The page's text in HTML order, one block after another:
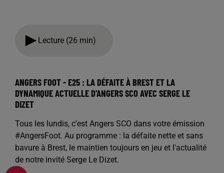
Lecture (26 min)
ANGERS FOOT - E25 : LA DÉFAITE À BREST ET LA
DYNAMIQUE ACTUELLE D'ANGERS SCO AVEC SERGE LE
DIZET
Tous les lundis, c'est Angers SCO dans votre émission
#AngersFoot. Au programme : la défaite nette et sans
bavure à Brest, le maintien toujours en jeu et l'actualité
de notre invité Serge Le Dizet.